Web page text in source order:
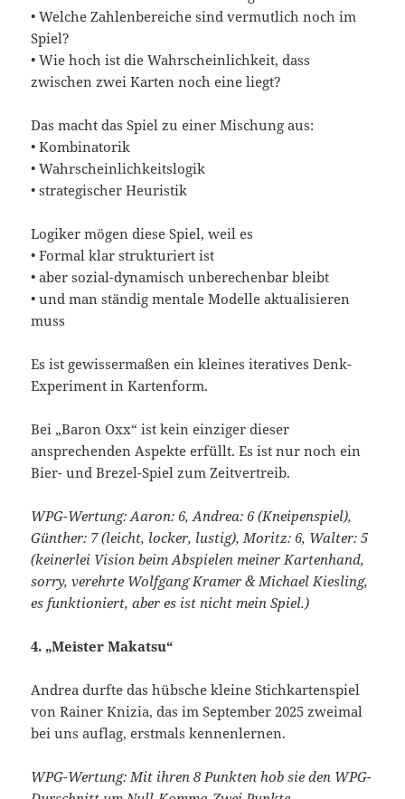
• Welche Zahlenbereiche sind vermutlich noch im
Spiel?
• Wie hoch ist die Wahrscheinlichkeit, dass
zwischen zwei Karten noch eine liegt?
Das macht das Spiel zu einer Mischung aus:
• Kombinatorik
• Wahrscheinlichkeitslogik
• strategischer Heuristik
Logiker mögen diese Spiel, weil es
• Formal klar strukturiert ist
• aber sozial-dynamisch unberechenbar bleibt
• und man ständig mentale Modelle aktualisieren
muss
Es ist gewissermaßen ein kleines iteratives Denk-
Experiment in Kartenform.
Bei „Baron Oxx“ ist kein einziger dieser
ansprechenden Aspekte erfüllt. Es ist nur noch ein
Bier- und Brezel-Spiel zum Zeitvertreib.
WPG-Wertung: Aaron: 6, Andrea: 6 (Kneipenspiel),
Günther: 7 (leicht, locker, lustig), Moritz: 6, Walter: 5
(keinerlei Vision beim Abspielen meiner Kartenhand,
sorry, verehrte Wolfgang Kramer & Michael Kiesling,
es funktioniert, aber es ist nicht mein Spiel.)
4. „Meister Makatsu“
Andrea durfte das hübsche kleine Stichkartenspiel
von Rainer Knizia, das im September 2025 zweimal
bei uns auflag, erstmals kennenlernen.
WPG-Wertung: Mit ihren 8 Punkten hob sie den WPG-